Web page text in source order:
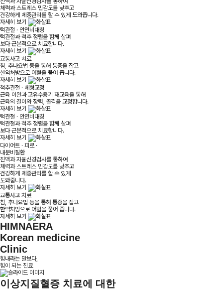
체력과 스트레스 민감도를 낮추고
건강하게 체중관리를 할 수 있게 도와줍니다.
자세히 보기
턱관절 · 안면비대칭
턱관절과 척추 정렬을 함께 살펴
보다 근본적으로 치료합니다.
자세히 보기
교통사고 치료
침, 추나요법 등을 통해 통증을 잡고
한약처방으로 어혈을 풀어 줍니다.
자세히 보기
척추관절 · 체형교정
근육 이완과 고유수용기 재교육을 통해
근육의 길이와 장력, 골격을 교정합니다.
자세히 보기
턱관절 · 안면비대칭
턱관절과 척추 정렬을 함께 살펴
보다 근본적으로 치료합니다.
자세히 보기
다이어트 · 피로 ·
내분비질환
진맥과 자율신경검사를 통하여
체력과 스트레스 민감도를 낮추고
건강하게 체중관리를 할 수 있게
도와줍니다.
자세히 보기
교통사고 치료
침, 추나요법 등을 통해 통증을 잡고
한약처방으로 어혈을 풀어 줍니다.
자세히 보기
HIMNAERA
Korean medicine
Clinic
힘내라는 말보다,
힘이 되는 진료
이상지질혈증 치료에 대한